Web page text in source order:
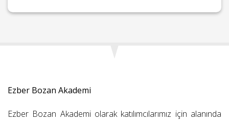
Ezber Bozan Akademi
Ezber Bozan Akademi olarak katılımcılarımız için alanında